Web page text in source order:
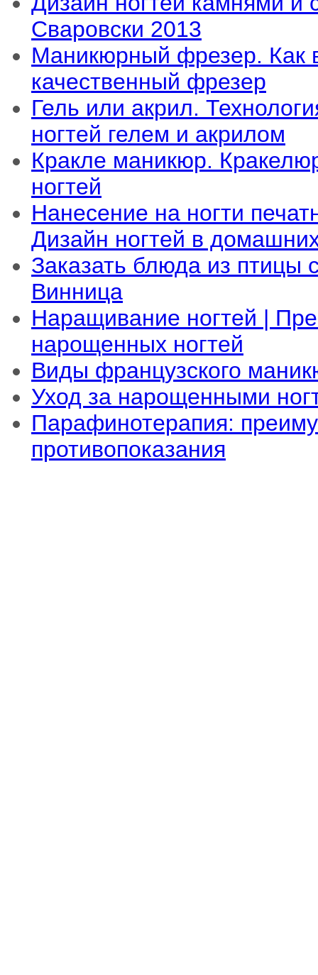
Сваровски 2013
Маникюрный фрезер. Как
качественный фрезер
Гель или акрил.
ногтей гелем и акрилом
Кракле маникюр.
ногтей
Нанесение на ногти
Дизайн ногтей в
Заказать блюда из птицы
Винница
Наращивание ногтей |
нарощенных ногтей
Виды французского
Уход за нарощенными
Парафинотерапия:
противопоказания